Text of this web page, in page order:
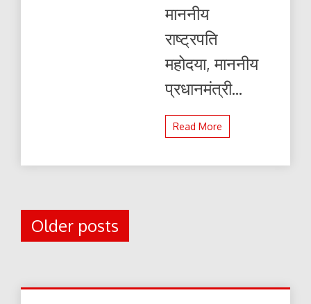
माननीय
राष्ट्रपति
महोदया, माननीय
प्रधानमंत्री...
Read More
Posts
Older posts